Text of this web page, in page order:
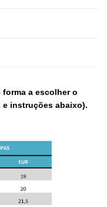
forma a escolher o
instruções abaixo).